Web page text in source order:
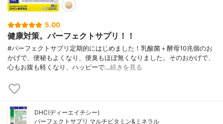
5.00
健康対策。パーフェクトサプリ！！
#パーフェクトサプリ定期的にはじめました！乳酸菌＋酵母10兆個のお
かげで、便秘もよくなり、便臭もほぼ無くなりました。そのおかげで、
心もお腹も軽くなり、ハッピーで…続きを見る
DHC(ディーエイチシー)
パーフェクトサプリ マルチビタミン&ミネラル